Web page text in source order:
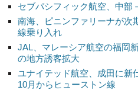
セブパシフィック航空、中
南海、ピニンファリーナが
線乗り入れ
JAL、マレーシア航空の福岡
の地方誘客拡大
ユナイテッド航空、成田に新
10月からヒューストン線